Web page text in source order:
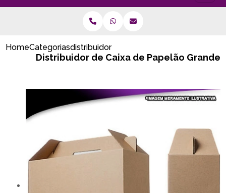
HomeCategoriasdistribuidor de caixa de papelao grande
Distribuidor de Caixa de Papelão Grande